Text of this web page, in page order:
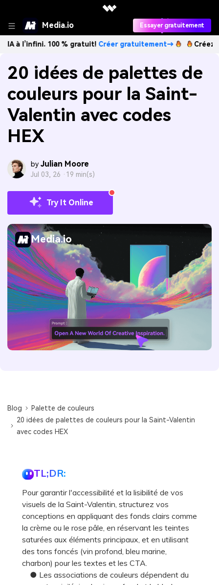
Media.io Essayer gratuitement
100 % gratuit! Créer gratuitement→ Créez des
20 idées de palettes de
couleurs pour la Saint-
Valentin avec codes
HEX
by Julian Moore
Jul 03, 26 · 19 min(s)
Try It Online
Media.io
Blog
Palette de couleurs
20 idées de palettes de couleurs pour la Saint-Valentin
avec codes HEX
TL;DR:
Pour garantir l'accessibilité et la lisibilité de vos
visuels de la Saint-Valentin, structurez vos
conceptions en appliquant des fonds clairs comme
la crème ou le rose pâle, en réservant les teintes
saturées aux éléments principaux, et en utilisant
des tons foncés (vin profond, bleu marine,
charbon) pour les textes et les CTA.
● Les associations de couleurs dépendent du